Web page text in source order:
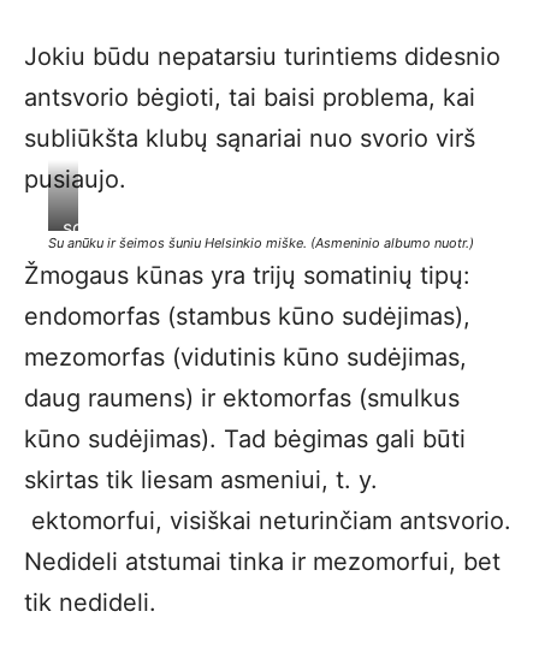
Jokiu būdu nepatarsiu turintiems didesnio
antsvorio bėgioti, tai baisi problema, kai
subliūkšta klubų sąnariai nuo svorio virš
pusiaujo.
sdr
Su anūku ir šeimos šuniu Helsinkio miške. (Asmeninio albumo nuotr.)
Žmogaus kūnas yra trijų somatinių tipų:
endomorfas (stambus kūno sudėjimas),
mezomorfas (vidutinis kūno sudėjimas,
daug raumens) ir ektomorfas (smulkus
kūno sudėjimas). Tad bėgimas gali būti
skirtas tik liesam asmeniui, t. y.
ektomorfui, visiškai neturinčiam antsvorio.
Nedideli atstumai tinka ir mezomorfui, bet
tik nedideli.